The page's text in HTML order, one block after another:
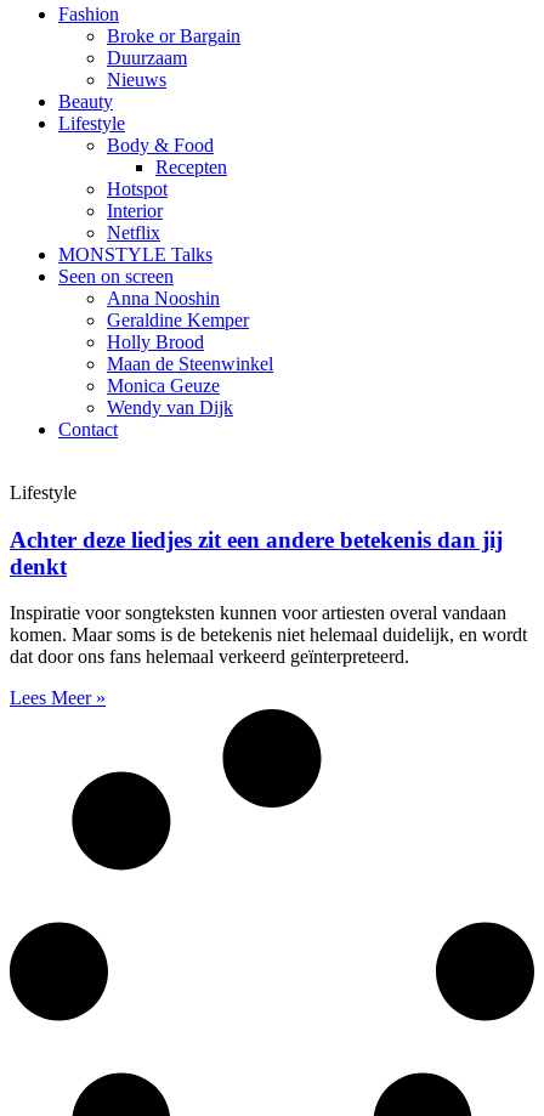
Fashion
Broke or Bargain
Duurzaam
Nieuws
Beauty
Lifestyle
Body & Food
Recepten
Hotspot
Interior
Netflix
MONSTYLE Talks
Seen on screen
Anna Nooshin
Geraldine Kemper
Holly Brood
Maan de Steenwinkel
Monica Geuze
Wendy van Dijk
Contact
Lifestyle
Achter deze liedjes zit een andere betekenis dan jij
denkt
Inspiratie voor songteksten kunnen voor artiesten overal vandaan
komen. Maar soms is de betekenis niet helemaal duidelijk, en wordt
dat door ons fans helemaal verkeerd geïnterpreteerd.
Lees Meer »